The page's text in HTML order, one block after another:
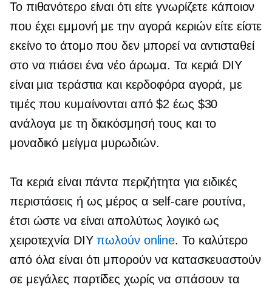
Το πιθανότερο είναι ότι είτε γνωρίζετε κάποιον
που έχει εμμονή με την αγορά κεριών είτε είστε
εκείνο το άτομο που δεν μπορεί να αντισταθεί
στο να πιάσει ένα νέο άρωμα. Τα κεριά DIY
είναι μια τεράστια και κερδοφόρα αγορά, με
τιμές που κυμαίνονται από $2 έως $30
ανάλογα με τη διακόσμησή τους και το
μοναδικό μείγμα μυρωδιών.
Τα κεριά είναι πάντα περιζήτητα για ειδικές
περιστάσεις ή ως μέρος α self-careρουτίνα,
έτσι ώστε να είναι απολύτως λογικό ως
χειροτεχνία DIYπωλούν online. Το καλύτερο
από όλα είναι ότι μπορούν να κατασκευαστούν
σε μεγάλες παρτίδες χωρίς να σπάσουν τα